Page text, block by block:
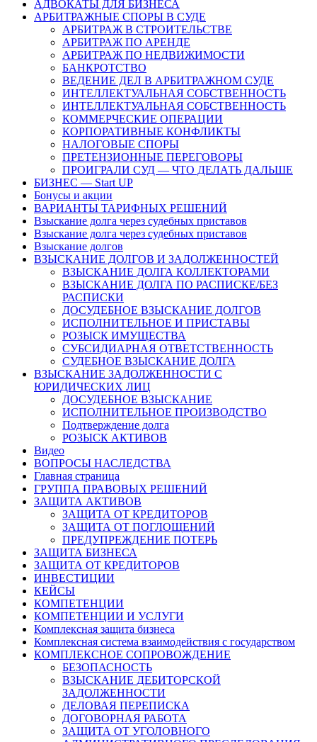
АДВОКАТЫ ДЛЯ БИЗНЕСА
АРБИТРАЖНЫЕ СПОРЫ В СУДЕ
АРБИТРАЖ В СТРОИТЕЛЬСТВЕ
АРБИТРАЖ ПО АРЕНДЕ
АРБИТРАЖ ПО НЕДВИЖИМОСТИ
БАНКРОТСТВО
ВЕДЕНИЕ ДЕЛ В АРБИТРАЖНОМ СУДЕ
ИНТЕЛЛЕКТУАЛЬНАЯ СОБСТВЕННОСТЬ
ИНТЕЛЛЕКТУАЛЬНАЯ СОБСТВЕННОСТЬ
КОММЕРЧЕСКИЕ ОПЕРАЦИИ
КОРПОРАТИВНЫЕ КОНФЛИКТЫ
НАЛОГОВЫЕ СПОРЫ
ПРЕТЕНЗИОННЫЕ ПЕРЕГОВОРЫ
ПРОИГРАЛИ СУД — ЧТО ДЕЛАТЬ ДАЛЬШЕ
БИЗНЕС — Start UP
Бонусы и акции
ВАРИАНТЫ ТАРИФНЫХ РЕШЕНИЙ
Взыскание долга через судебных приставов
Взыскание долга через судебных приставов
Взыскание долгов
ВЗЫСКАНИЕ ДОЛГОВ И ЗАДОЛЖЕННОСТЕЙ
ВЗЫСКАНИЕ ДОЛГА КОЛЛЕКТОРАМИ
ВЗЫСКАНИЕ ДОЛГА ПО РАСПИСКЕ/БЕЗ
РАСПИСКИ
ДОСУДЕБНОЕ ВЗЫСКАНИЕ ДОЛГОВ
ИСПОЛНИТЕЛЬНОЕ И ПРИСТАВЫ
РОЗЫСК ИМУЩЕСТВА
СУБСИДИАРНАЯ ОТВЕТСТВЕННОСТЬ
СУДЕБНОЕ ВЗЫСКАНИЕ ДОЛГА
ВЗЫСКАНИЕ ЗАДОЛЖЕННОСТИ С
ЮРИДИЧЕСКИХ ЛИЦ
ДОСУДЕБНОЕ ВЗЫСКАНИЕ
ИСПОЛНИТЕЛЬНОЕ ПРОИЗВОДСТВО
Подтверждение долга
РОЗЫСК АКТИВОВ
Видео
ВОПРОСЫ НАСЛЕДСТВА
Главная страница
ГРУППА ПРАВОВЫХ РЕШЕНИЙ
ЗАЩИТА АКТИВОВ
ЗАЩИТА ОТ КРЕДИТОРОВ
ЗАЩИТА ОТ ПОГЛОЩЕНИЙ
ПРЕДУПРЕЖДЕНИЕ ПОТЕРЬ
ЗАЩИТА БИЗНЕСА
ЗАЩИТА ОТ КРЕДИТОРОВ
ИНВЕСТИЦИИ
КЕЙСЫ
КОМПЕТЕНЦИИ
КОМПЕТЕНЦИИ И УСЛУГИ
Комплексная защита бизнеса
Комплексная система взаимодействия с государством
КОМПЛЕКСНОЕ СОПРОВОЖДЕНИЕ
БЕЗОПАСНОСТЬ
ВЗЫСКАНИЕ ДЕБИТОРСКОЙ
ЗАДОЛЖЕННОСТИ
ДЕЛОВАЯ ПЕРЕПИСКА
ДОГОВОРНАЯ РАБОТА
ЗАЩИТА ОТ УГОЛОВНОГО